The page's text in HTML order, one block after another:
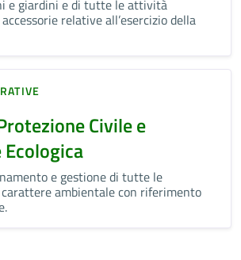
e giardini e di tutte le attività
relative all’esercizio della
Civile e
e gestione di tutte le
ambientale con riferimento